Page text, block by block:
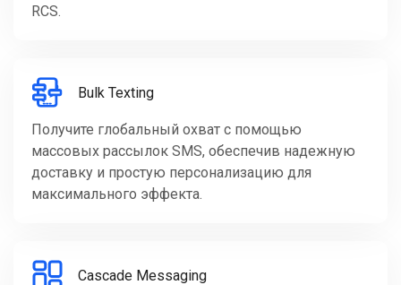
RCS.
Bulk Texting
Получите глобальный охват с помощью
массовых рассылок SMS, обеспечив надежную
доставку и простую персонализацию для
максимального эффекта.
Cascade Messaging